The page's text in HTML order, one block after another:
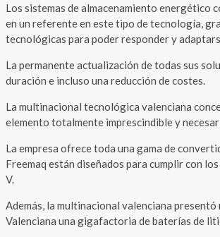
Los sistemas de almacenamiento
en un referente en este tipo de tecnología,
tecnológicas para poder responder y
La permanente actualización de todas sus
duración e incluso una reducción de costes.
La multinacional tecnológica valenciana
elemento totalmente imprescindible y
La empresa ofrece toda una gama de
Freemaq están diseñados para cumplir con
V.
Además, la multinacional valenciana
Valenciana una gigafactoria de baterías de